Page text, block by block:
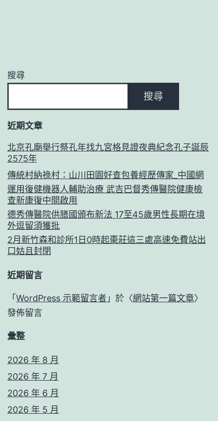
搜尋
搜尋
近期文章
北京孔廟舉行祭孔年找九宮格見證夜典紀念孔子誕辰
2575年
傳統村納祿村：山川田園好查包養經歷傳家_中國網
運用復健機器人輔助治療 武吉巴督秀傳醫院健康檢
查新康復中間啟用
德秀傳醫院供膳國頒布新法 17至45歲男性長期在境
外逗留須獲批
2月新竹森和診所1日0時起棗莊這三處高速免費站出
口姑且封閉
近期留言
「 WordPress 示範留言者 」於〈網站第一篇文章〉
發佈留言
彙整
2026 年 8 月
2026 年 7 月
2026 年 6 月
2026 年 5 月